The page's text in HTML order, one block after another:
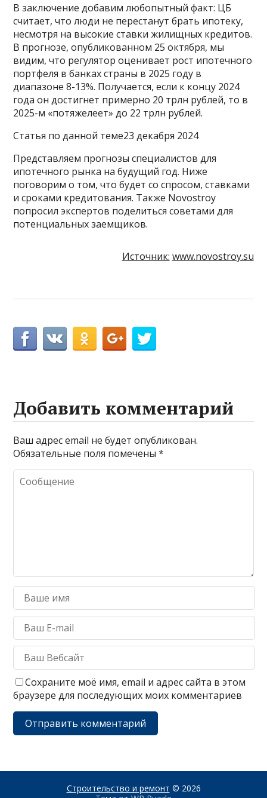
В заключение добавим любопытный факт: ЦБ
считает, что люди не перестанут брать ипотеку,
несмотря на высокие ставки жилищных кредитов.
В прогнозе, опубликованном 25 октября, мы
видим, что регулятор оценивает рост ипотечного
портфеля в банках страны в 2025 году в
диапазоне 8-13%. Получается, если к концу 2024
года он достигнет примерно 20 трлн рублей, то в
2025-м «потяжелеет» до 22 трлн рублей.
Статья по данной теме23 декабря 2024
Представляем прогнозы специалистов для
ипотечного рынка на будущий год. Ниже
поговорим о том, что будет со спросом, ставками
и сроками кредитования. Также Novostroy
попросил экспертов поделиться советами для
потенциальных заемщиков.
Источник: www.novostroy.su
Добавить комментарий
Ваш адрес email не будет опубликован.
Обязательные поля помечены*
Сохраните моё имя, email и адрес сайта в этом
браузере для последующих моих комментариев
Строительство и ремонт © 2026